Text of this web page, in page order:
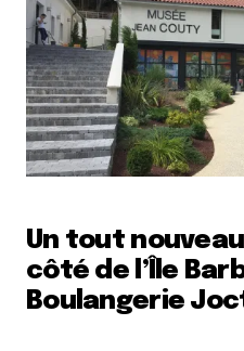
Un tout
côté de l’Île
Boulangerie